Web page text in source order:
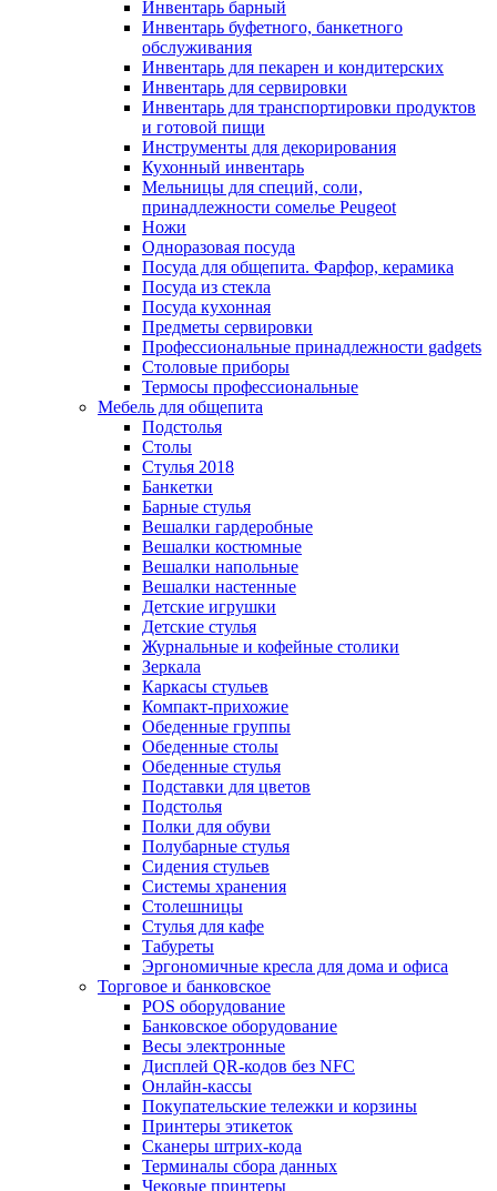
Инвентарь барный
Инвентарь буфетного, банкетного
обслуживания
Инвентарь для пекарен и кондитерских
Инвентарь для сервировки
Инвентарь для транспортировки продуктов
и готовой пищи
Инструменты для декорирования
Кухонный инвентарь
Мельницы для специй, соли,
принадлежности сомелье Peugeot
Ножи
Одноразовая посуда
Посуда для общепита. Фарфор, керамика
Посуда из стекла
Посуда кухонная
Предметы сервировки
Профессиональные принадлежности gadgets
Столовые приборы
Термосы профессиональные
Мебель для общепита
Подстолья
Столы
Стулья 2018
Банкетки
Барные стулья
Вешалки гардеробные
Вешалки костюмные
Вешалки напольные
Вешалки настенные
Детские игрушки
Детские стулья
Журнальные и кофейные столики
Зеркала
Каркасы стульев
Компакт-прихожие
Обеденные группы
Обеденные столы
Обеденные стулья
Подставки для цветов
Подстолья
Полки для обуви
Полубарные стулья
Сидения стульев
Системы хранения
Столешницы
Стулья для кафе
Табуреты
Эргономичные кресла для дома и офиса
Торговое и банковское
POS оборудование
Банковское оборудование
Весы электронные
Дисплей QR-кодов без NFC
Онлайн-кассы
Покупательские тележки и корзины
Принтеры этикеток
Сканеры штрих-кода
Терминалы сбора данных
Чековые принтеры